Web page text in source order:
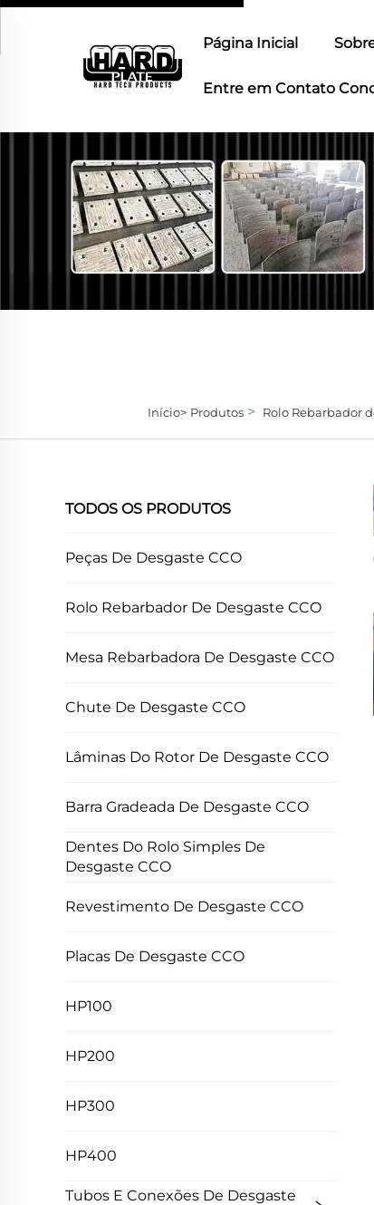
Página Inicial
Entre em Contato
Início> Produtos> Rolo Rebarbador
TODOS OS PRODUTOS
Peças De Desgaste CCO
Rolo Rebarbador De Desgaste CCO
Mesa Rebarbadora De Desgaste CCO
Chute De Desgaste CCO
Lâminas Do Rotor De Desgaste CCO
Barra Gradeada De Desgaste CCO
Dentes Do Rolo Simples De
Desgaste CCO
Revestimento De Desgaste CCO
Placas De Desgaste CCO
HP100
HP200
HP300
HP400
Tubos E Conexões De Desgaste